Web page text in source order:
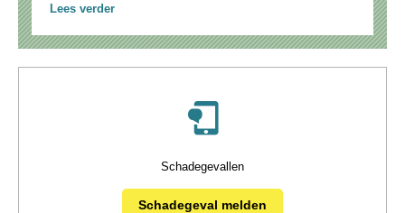
Lees verder
Schadegevallen
Schadegeval melden